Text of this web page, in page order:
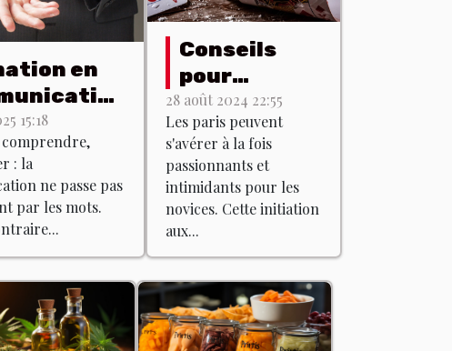
en
:
que ça
?
15:18
comprendre,
: la
ne passe pas
par les mots.
Conseils
pour
débutants :
comprendre
les bases
des paris
28 août 2024 22:55
Les paris peuvent
s'avérer à la fois
passionnants et
intimidants pour les
novices. Cette initiation
aux...